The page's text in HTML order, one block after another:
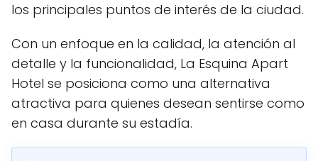
los principales puntos de interés de la ciudad.
Con un enfoque en la calidad, la atención al
detalle y la funcionalidad, La Esquina Apart
Hotel se posiciona como una alternativa
atractiva para quienes desean sentirse como
en casa durante su estadía.